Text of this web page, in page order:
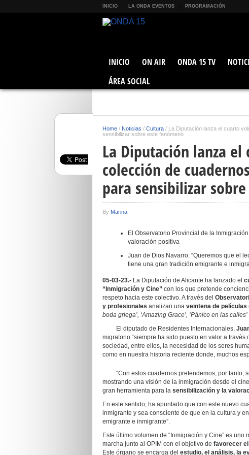
INICIO LA ONDA EVENTOS PROGRAMACIÓN
INICIO ON AIR ONDA 15 TV
ÁREA SOCIAL
Home / Noticias / Cultura / La Diputación lanza el cuarto
sensibilizar sobre este fenómeno
La Diputación lanza
colección de
para sensibilizar
By Marina
El Observatorio Provincial de la
valoración positiva
Juan de Dios Navarro: “Queremos que el
tiene una gran tradición emigrante e
05-03-23.- La Diputación de Alicante ha lanzado el
“Inmigración y Cine” con los que pretende
respeto hacia este colectivo. A través del
y profesionales analizan una veintena de películas
boda griega’, ‘Amazing Grace’, ‘Pánico en las calles’
El diputado de Residentes Internacionales,
migratorio “siempre ha sido puesto en valor a
sociedad, entre ellos, la necesidad de los seres
como en nuestra historia reciente donde, muchos
“Con estos cuadernos pretendemos, por tanto,
mostrando una visión de la inmigración desde el
gran herramienta para la sensibilización y la
En este sentido, ha apuntado que con este nuevo
inmigrante y sea consciente de que en la cultura y
emigrante e inmigrante”.
Este último volumen de “Inmigración y Cine” es
marcha junto al OPIM con el objetivo de favorecer
Este órgano se encarga del estudio, el análisis, la